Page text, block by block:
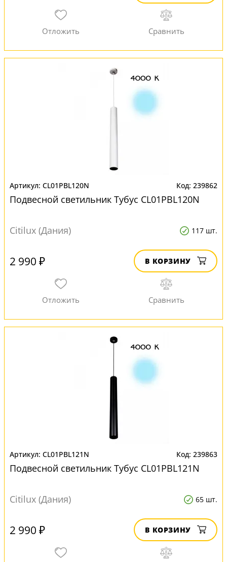
CL01PBL120N 239862
Подвесной светильник Тубус CL01PBL120N
Citilux (Дания) 117 шт.
2 990 ₽ В КОРЗИНУ
CL01PBL121N 239863
Подвесной светильник Тубус CL01PBL121N
Citilux (Дания) 65 шт.
2 990 ₽ В КОРЗИНУ